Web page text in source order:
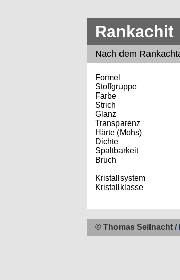
Rankachit
Nach dem
Formel
Stoffgruppe
Farbe
Strich
Glanz
Transparenz
Härte (Mohs)
Dichte
Spaltbarkeit
Bruch
Kristallsystem
Kristallklasse
© Thomas Seilnacht /